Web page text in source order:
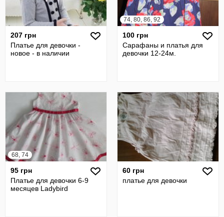
207 грн
Платье для девочки -
новое - в наличии
74, 80, 86, 92
100 грн
Сарафаны и платья для
девочки 12-24м.
68, 74
95 грн
Платье для девочки 6-9
месяцев Ladybird
60 грн
платье для девочки